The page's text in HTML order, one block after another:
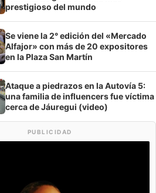
prestigioso del mundo
Se viene la 2° edición del «Mercado
Alfajor» con más de 20 expositores
en la Plaza San Martín
Ataque a piedrazos en la Autovía 5:
una familia de influencers fue víctima
cerca de Jáuregui (video)
PUBLICIDAD